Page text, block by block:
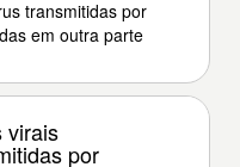
transmitidas por
em outra parte
virais
por